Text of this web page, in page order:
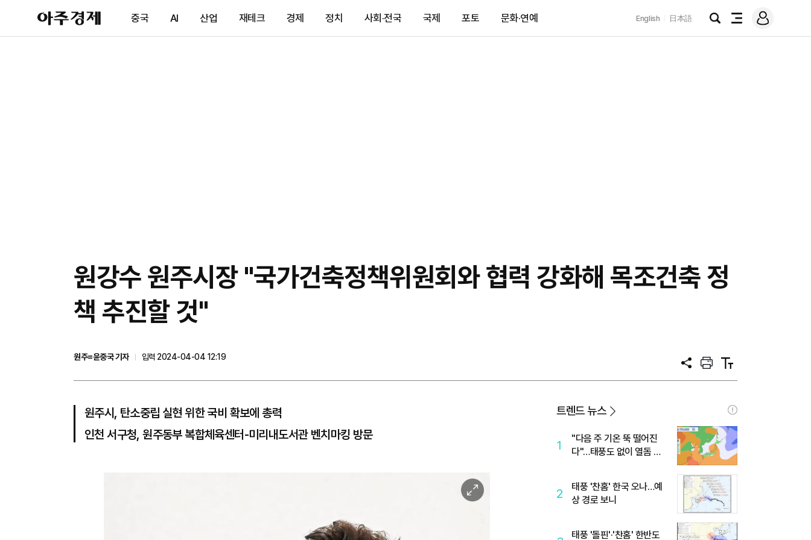
아
주
제
중국 AI 산업 재테크 경제 정치 사회·전국 국제 포토 문화·연예 English 日本語
검
전
메
그
원강수 원주시장 "국가건축정책위원회와 협력 강화해 목조건축 정
책 추진할 것"
원주=윤중국 기자
입력 2024-04-04 12:19
공
프
트
텍
트
원주시, 탄소중립 실현 위한 국비 확보에 총력
인천 서구청, 원주동부 복합체육센터-미리내도서관 벤치마킹 방문
이
미
트렌드 뉴스
1
"다음 주 기온 뚝 떨어진
다"…태풍도 없이 열돔 박
2
태풍 '찬홈' 한국 오나…예
상 경로 보니
태풍 '돌핀'·'찬홈' 한반도